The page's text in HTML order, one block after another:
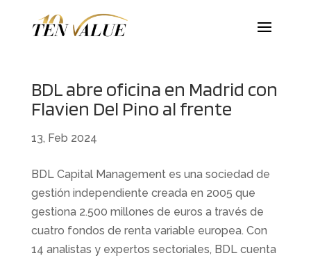
BDL abre oficina en Madrid con
Flavien Del Pino al frente
13, Feb 2024
BDL Capital Management es una sociedad de
gestión independiente creada en 2005 que
gestiona 2.500 millones de euros a través de
cuatro fondos de renta variable europea. Con
14 analistas y expertos sectoriales, BDL cuenta